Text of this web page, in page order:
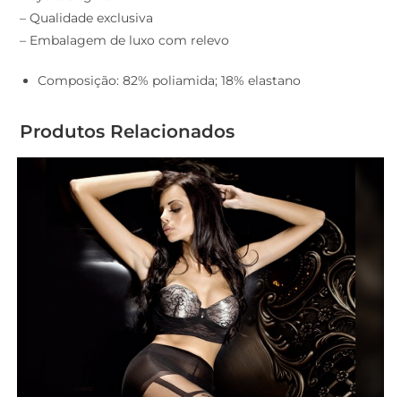
– Qualidade exclusiva
– Embalagem de luxo com relevo
Composição: 82% poliamida; 18% elastano
Produtos Relacionados